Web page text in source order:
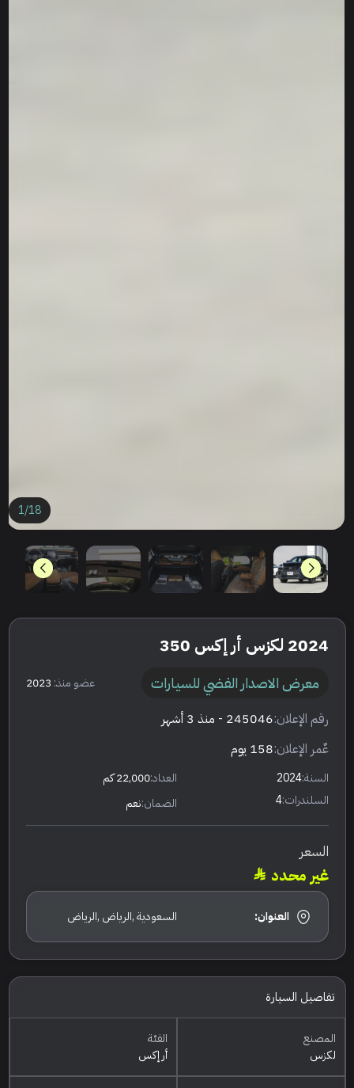
1/18
2024 لكزس أر إكس 350
معرض الاصدار الفضي للسيارات عضو منذ: 2023
رقم الإعلان:245046 - منذ 3 أشهر
عٌمر الإعلان:158 يوم
السنة:2024 العداد:22,000 كم
السلندرات:4 الضمان:نعم
السعر
غير محدد
العنوان: السعودية ,الرياض ,الرياض
تفاصيل السيارة
المصنع
لكزس
الفئة
أر إكس